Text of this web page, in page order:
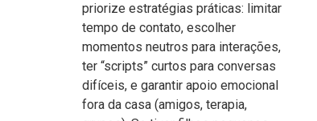
priorize estratégias práticas: limitar
tempo de contato, escolher
momentos neutros para interações,
ter “scripts” curtos para conversas
difíceis, e garantir apoio emocional
fora da casa (amigos, terapia,